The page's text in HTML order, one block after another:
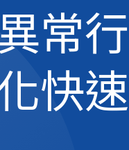
常
快